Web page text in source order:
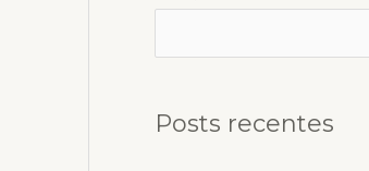
Posts recentes